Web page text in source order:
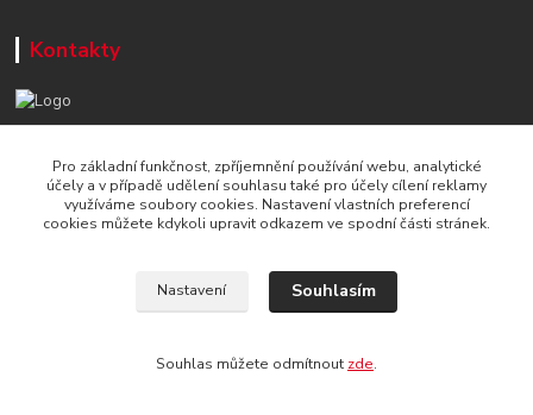
Kontakty
Po-Čt, 8-16 hod./ Pá 8-13 hod.
info@naradi-stetka.cz
Pro základní funkčnost, zpříjemnění používání webu, analytické
účely a v případě udělení souhlasu také pro účely cílení reklamy
využíváme soubory cookies. Nastavení vlastních preferencí
cookies můžete kdykoli upravit odkazem ve spodní části stránek.
Nastavení Souhlasím
Souhlas můžete odmítnout zde.